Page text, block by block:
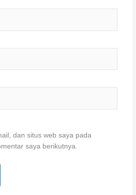
dan situs web saya pada
saya berikutnya.